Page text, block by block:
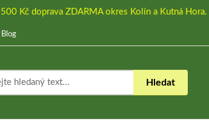
500 Kč doprava ZDARMA okres Kolín a Kutná Hora.
Blog
Hledat